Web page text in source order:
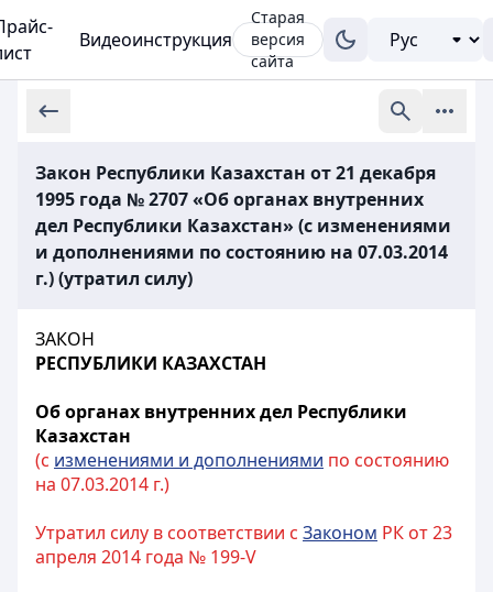
Видеоинструкция
Старая
версия
сайта
Закон Республики Казахстан от 21 декабря
1995 года № 2707 «Об органах внутренних
дел Республики Казахстан» (с изменениями
и дополнениями по состоянию на 07.03.2014
г.) (утратил силу)
ЗАКОН
РЕСПУБЛИКИ КАЗАХСТАН
Об органах внутренних дел Республики
Казахстан
(с изменениями и дополнениями по состоянию
на 07.03.2014 г.)
Утратил силу в соответствии с Законом РК от 23
апреля 2014 года № 199-V